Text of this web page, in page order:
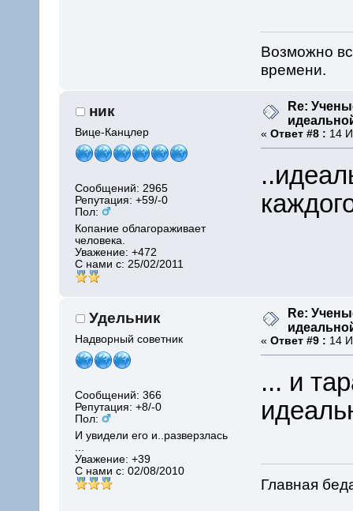
Возможно
времени.
ник
Вице-Канцлер
Сообщений: 2965
Репутация: +59/-0
Пол:
Копание облагораживает
человека.
Уважение:+472
С нами с: 25/02/2011
Re:
« Ответ #8 : 14
Удельник
Надворный советник
Сообщений: 366
Репутация: +8/-0
Пол:
И увидели его и..разверзлась
...
Уважение:+39
С нами с: 02/08/2010
Re:
« Ответ #9 : 14
... и
Главная